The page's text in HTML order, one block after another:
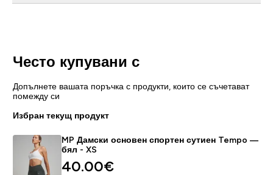
Често купувани с
Допълнете вашата поръчка с продукти, които се съчетават
помежду си
Избран текущ продукт
MP Дамски основен спортен сутиен Tempo —
бял - XS
40.00€‎